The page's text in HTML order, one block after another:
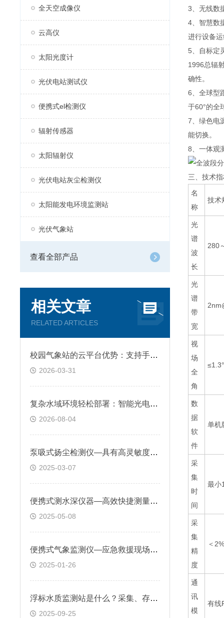
全天空成像仪
云高仪
太阳光度计
光伏电站测试仪
便携式el检测仪
辐射传感器
太阳辐射仪
光伏电站灰尘检测仪
太阳能发电环境监测站
光伏气象站
查看全部产品
相关文章
RELATED ARTICLES
校园气象站的云平台优势：支持手机、PC浏览器直接观测、无需额外安装软件
2026-03-31
复杂水域环境轻松部署：智能光电测沙仪浮体小巧灵活配钢索防风，无惧恶劣天
2026-08-04
泵吸式扬尘检测仪—具有高灵敏度和良好的稳定性，可实时监测扬尘的浓度变化
2025-03-07
便携式测水深仪器—高效快捷测量速度快，能够迅速提供水深数据
2025-05-08
便携式气象监测仪—应急救援现场实时监测气象数据，做好应急气象监测
2025-01-26
浮标水质监测站是什么？采集、存储、传输和管理于一体的水质采集系统
2025-09-25
3、无线数
4、智慧数
进行设备
5、自标定
1996总辐
确性。
6、全球型
于60°的全
7、绿色电
能切换。
8、一体观
三、技术
名
称
技术
光
谱
波
长
280
光
谱
带
宽
视
场
全
角
≤1.3°
数
据
软
件
单机
采
集
时
间
最小
采
集
精
度
＜2%
通
讯
模
有线